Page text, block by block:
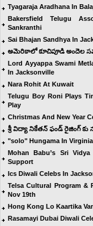
Tyagaraja Aradhana In
Bakersfield Telugu
Sankranthi
Sai Bhajan Sandhya In
అమెరికాలో కూచిపూడి అందెల
Lord Ayyappa Swami
In Jacksonville
Nara Rohit At Kuwait
Telugu Boy Roni Plays
Play
Christmas And New Year
శ్రీ విద్యా నికేతన్ ఫండ్ రైజింగ్ కు
"solo" Hungama In Virginia
Mohan Babu’s Sri
Support
Ics Diwali Celebs In
Telsa Cultural Program &
Nov 19th
Hong Kong Lo Kaartika
Rasamayi Dubai Diwali